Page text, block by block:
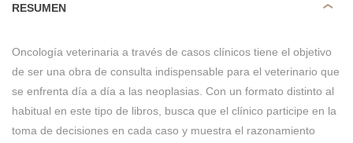
RESUMEN
Oncología veterinaria a través de casos clínicos tiene el objetivo
de ser una obra de consulta indispensable para el veterinario que
se enfrenta día a día a las neoplasias. Con un formato distinto al
habitual en este tipo de libros, busca que el clínico participe en la
toma de decisiones en cada caso y muestra el razonamiento